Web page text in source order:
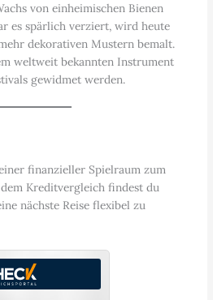
von einheimischen Bienen
es spärlich verziert, wird heute
dekorativen Mustern bemalt.
weltweit bekannten Instrument
gewidmet werden.
finanzieller Spielraum zum
Kreditvergleich findest du
nächste Reise flexibel zu